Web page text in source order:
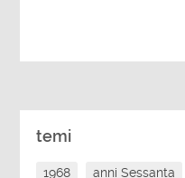
temi
1968 anni Sessanta